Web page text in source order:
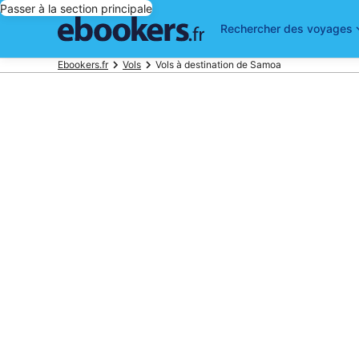
Passer à la section principale
Rechercher des voyages
Ebookers.fr Vols Vols à destination de Samoa